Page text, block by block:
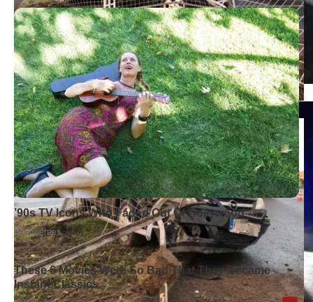
KM PSP KONIN
Bartłomiej Klupś Radio Elka Leszno